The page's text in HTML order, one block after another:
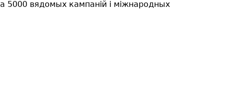
5000 вядомых кампаній і міжнародных